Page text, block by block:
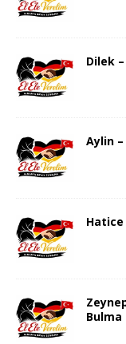
Dilek
Aylin
Hatice
Bulma